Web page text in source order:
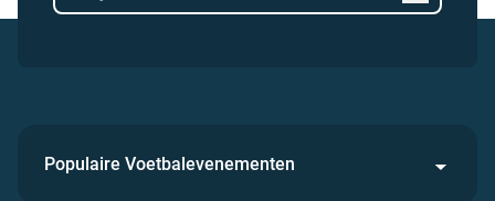
Populaire Voetbalevenementen